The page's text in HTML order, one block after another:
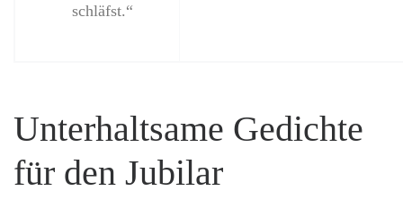
schläfst.“
Unterhaltsame Gedichte
für den Jubilar